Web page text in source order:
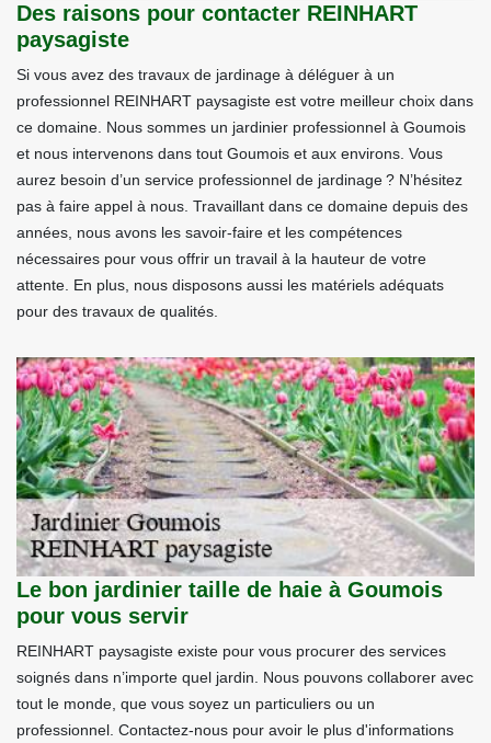
Des raisons pour contacter REINHART
paysagiste
Si vous avez des travaux de jardinage à déléguer à un
professionnel REINHART paysagiste est votre meilleur choix dans
ce domaine. Nous sommes un jardinier professionnel à Goumois
et nous intervenons dans tout Goumois et aux environs. Vous
aurez besoin d’un service professionnel de jardinage ? N’hésitez
pas à faire appel à nous. Travaillant dans ce domaine depuis des
années, nous avons les savoir-faire et les compétences
nécessaires pour vous offrir un travail à la hauteur de votre
attente. En plus, nous disposons aussi les matériels adéquats
pour des travaux de qualités.
Le bon jardinier taille de haie à Goumois
pour vous servir
REINHART paysagiste existe pour vous procurer des services
soignés dans n’importe quel jardin. Nous pouvons collaborer avec
tout le monde, que vous soyez un particuliers ou un
professionnel. Contactez-nous pour avoir le plus d'informations